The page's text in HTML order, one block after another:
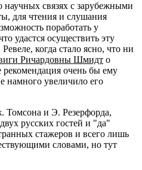
научных связях с зарубежными
для чтения и слушания
поработать у
удастся осуществить эту
когда стало ясно, что ни
Ричардовны Шмидт о
рекомендация очень бы ему
намного увеличило его
и Э. Резерфорда,
русских гостей и "да"
стажеров и всего лишь
словами, но тут